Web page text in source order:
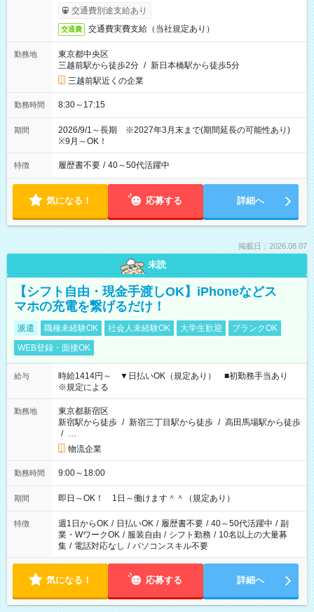
交通費別途支給あり
交通費 交通費実費支給（当社規定あり）
勤務地
東京都中央区
三越前駅から徒歩2分 / 新日本橋駅から徒歩5分
三越前駅近くの企業
勤務時間 8:30～17:15
期間
2026/9/1～長期 ※2027年3月末まで(期間延長の可能性あり)
※9月～OK！
特徴 履歴書不要 / 40～50代活躍中
気になる！ 応募する 詳細へ
掲載日：2026.08.07
未読
【シフト自由・現金手渡しOK】iPhoneなどス
マホの充電を繋げるだけ！
派遣 職種未経験OK 社会人未経験OK 大学生歓迎
ブランクOK
WEB登録・面接OK
給与
時給1414円～ ▼日払いOK（規定あり） ■初勤務手当あり
※規定による
勤務地
東京都新宿区
新宿駅から徒歩 / 新宿三丁目駅から徒歩 / 高田馬場駅から徒歩
/ …
物流企業
勤務時間 9:00～18:00
期間 即日～OK！ 1日～働けます＾＾（規定あり）
特徴 週1日からOK / 日払いOK / 履歴書不要 / 40～50代活躍中 / 副
業・WワークOK / 服装自由 / シフト勤務 / 10名以上の大量募
集 / 電話対応なし / パソコンスキル不要
気になる！ 応募する 詳細へ